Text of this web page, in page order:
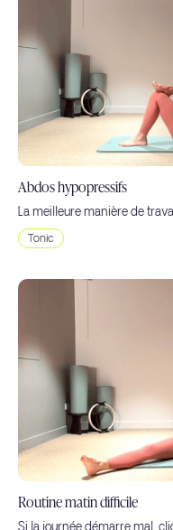
Abdos hypopressifs
La meilleure manière de
Tonic
Routine matin difficile